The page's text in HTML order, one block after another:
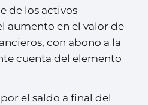
de los activos
aumento en el valor de
con abono a la
cuenta del elemento
el saldo a final del